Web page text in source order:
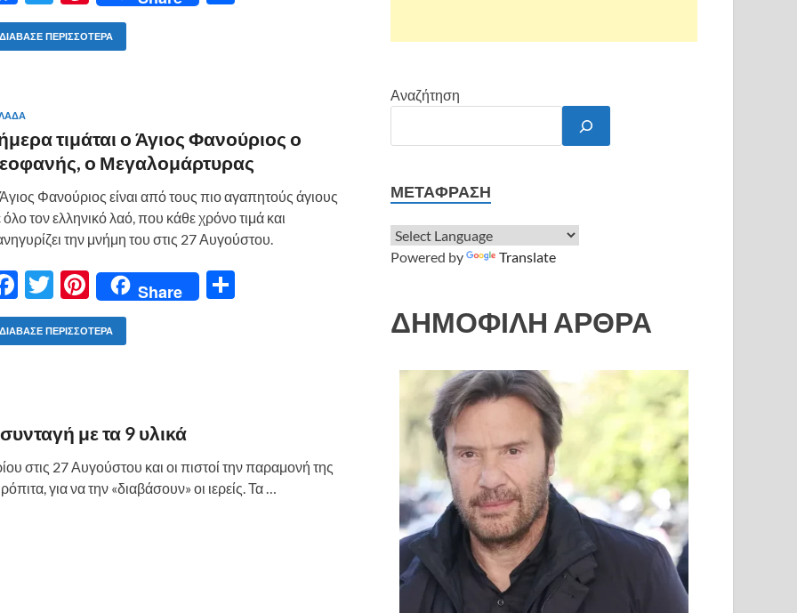
ac
e
o
o
k
w
itt
nt
er
τε
ίτ
ε
ΔΙΆΒΑΣΕ ΠΕΡΙΣΣΌΤΕΡΑ
τιμάται ο Άγιος Φανούριος ο
ο Μεγαλομάρτυρας
Φανούριος είναι από τους πιο αγαπητούς άγιους
όλο τον ελληνικό λαό, που κάθε χρόνο τιμά και
την μνήμη του στις 27 Αυγούστου.
F
ac
e
o
T
w
itt
Pi
nt
er
Share
ε
ΔΙΆΒΑΣΕ ΠΕΡΙΣΣΌΤΕΡΑ
με τα 9 υλικά
στις 27 Αυγούστου και οι πιστοί την παραμονή της
για να την «διαβάσουν» οι ιερείς. Τα …
Αναζήτηση
ΜΕΤΆΦΡΑΣΗ
Powered by Translate
ΔΗΜΟΦΙΛΗ ΑΡΘΡΑ